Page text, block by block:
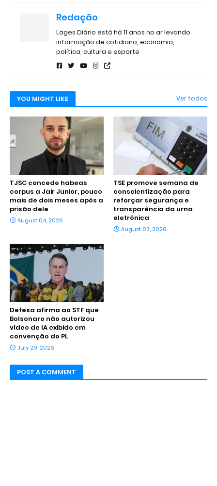
Redação
Lages Diário está há 11 anos no ar levando
informação de cotidiano, economia,
política, cultura e esporte
YOU MIGHT LIKE Ver todos
TJSC concede habeas
corpus a Jair Junior, pouco
mais de dois meses após a
prisão dele
August 04, 2026
TSE promove semana de
conscientização para
reforçar segurança e
transparência da urna
eletrônica
August 03, 2026
Defesa afirma ao STF que
Bolsonaro não autorizou
vídeo de IA exibido em
convenção do PL
July 29, 2026
POST A COMMENT